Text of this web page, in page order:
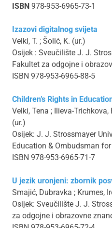
ISBN 978-953-6965-73-1
Izazovi digitalnog svijeta
Velki, T. ; Šolić, K. (ur.)
Osijek : Sveučilište J. J.
Fakultet za odgojne i
ISBN 978-953-6965-88-5
Children’s Rights in
Velki, Tena ; Ilieva-
(ur.)
Osijek: J. J. Strossmayer
Education & Ombudsman
ISBN 978-953-6965-71-7
U jezik uronjeni: zbornik
Smajić, Dubravka ; Krumes,
Osijek: Sveučilište J. J.
za odgojne i obrazovne